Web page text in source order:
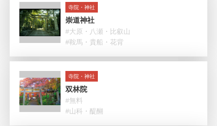
寺院・神社
崇道神社
#大原・八瀬・比叡山
#鞍馬・貴船・花背
寺院・神社
双林院
#無料
#山科・醍醐